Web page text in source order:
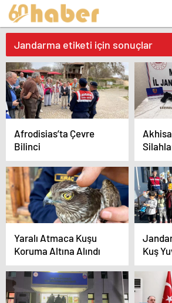
Jandarma etiketi için sonuçlar
Afrodisias’ta Çevre
Bilinci
Yaralı Atmaca Kuşu
Koruma Altına Alındı
Kuş